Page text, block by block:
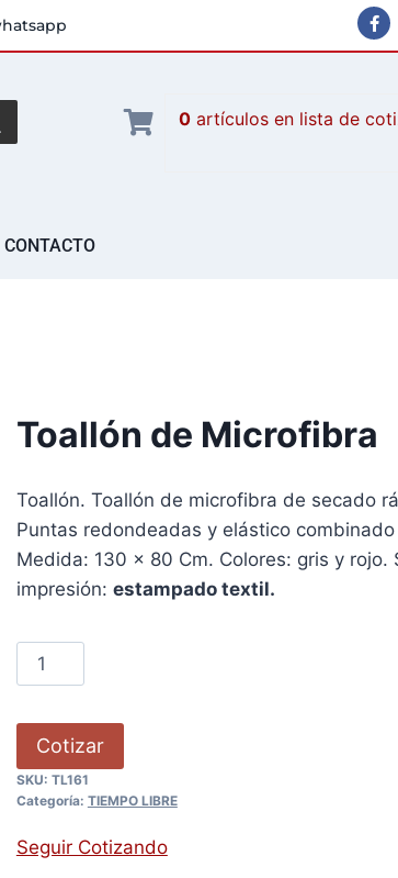
0 artículos
CONTACTO
Toallón de Microfibra
Toallón. Toallón de microfibra de secado
Puntas redondeadas y elástico
Medida: 130 x 80 Cm. Colores: gris y rojo.
impresión: estampado textil.
Cotizar
SKU: TL161
Categoría: TIEMPO LIBRE
Seguir Cotizando